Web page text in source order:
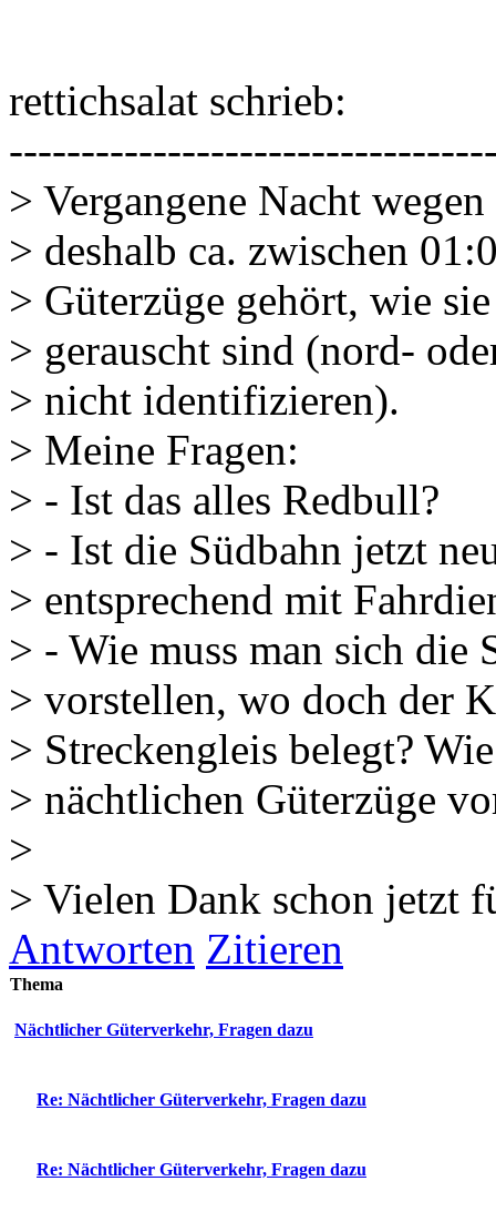
rettichsalat schrieb:
> Vergangene Nacht
> deshalb ca. zwischen
> Güterzüge gehört, wie
> gerauscht sind (nord-
> nicht identifizieren).
> Meine Fragen:
> - Ist das alles Redbull?
> - Ist die Südbahn jetzt
> entsprechend mit
> - Wie muss man sich die
> vorstellen, wo doch der
> Streckengleis belegt?
> nächtlichen Güterzüge
>
> Vielen Dank schon jetzt
Antworten Zitieren
Thema
Nächtlicher Güterverkehr, Fragen dazu
Re: Nächtlicher Güterverkehr, Fragen dazu
Re: Nächtlicher Güterverkehr, Fragen dazu